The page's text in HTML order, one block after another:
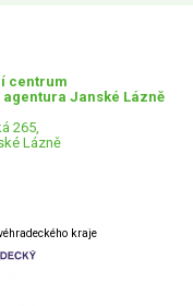
centrum
Janské Lázně
265,
Lázně
kraje